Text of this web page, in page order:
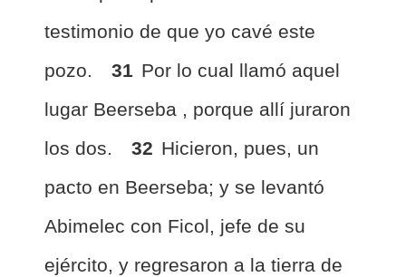
testimonio de que yo cavé este
pozo.
31 Por lo cual llamó aquel
lugar Beerseba , porque allí juraron
los dos.
32 Hicieron, pues, un
pacto en Beerseba; y se levantó
Abimelec con Ficol, jefe de su
ejército, y regresaron a la tierra de